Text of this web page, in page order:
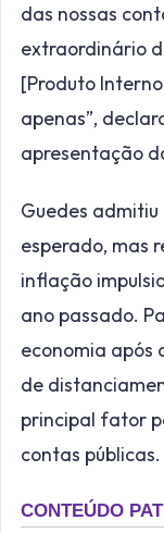
das nossas
extraordinário
[Produto
apenas”,
apresentação
Guedes
esperado, mas
inflação
ano passado.
economia após
de
principal fator
contas públicas.